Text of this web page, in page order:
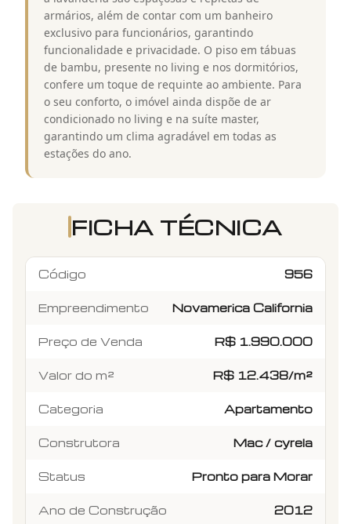
armários, além de contar com um banheiro
exclusivo para funcionários, garantindo
funcionalidade e privacidade. O piso em tábuas
de bambu, presente no living e nos dormitórios,
confere um toque de requinte ao ambiente. Para
o seu conforto, o imóvel ainda dispõe de ar
condicionado no living e na suíte master,
garantindo um clima agradável em todas as
estações do ano.
FICHA TÉCNICA
Código 956
Empreendimento Novamerica California
Preço de Venda R$ 1.990.000
Valor do m² R$ 12.438/m²
Categoria Apartamento
Construtora Mac / cyrela
Status Pronto para Morar
Ano de Construção 2012